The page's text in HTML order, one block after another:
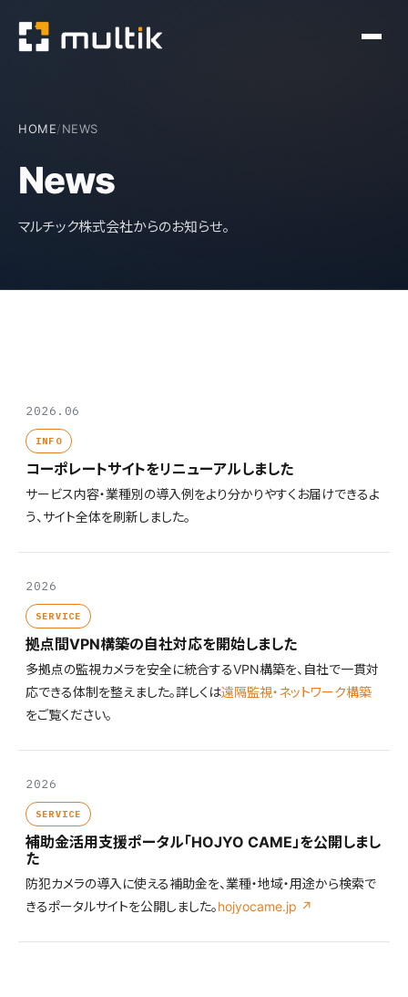
HOME/NEWS
News
マルチック株式会社からのお知らせ。
2026.06
INFO
コーポレートサイトをリニューアルしました
サービス内容・業種別の導入例をより分かりやすくお届けできるよ
う、サイト全体を刷新しました。
2026
SERVICE
拠点間VPN構築の自社対応を開始しました
多拠点の監視カメラを安全に統合するVPN構築を、自社で一貫対
応できる体制を整えました。詳しくは遠隔監視・ネットワーク構築
をご覧ください。
2026
SERVICE
補助金活用支援ポータル「HOJYO CAME」を公開しまし
た
防犯カメラの導入に使える補助金を、業種・地域・用途から検索で
きるポータルサイトを公開しました。hojyocame.jp ↗